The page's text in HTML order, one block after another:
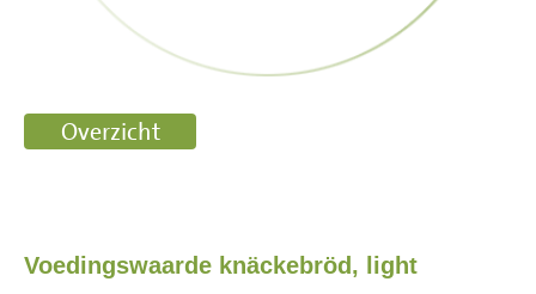
Voedingswaarde knäckebröd, light